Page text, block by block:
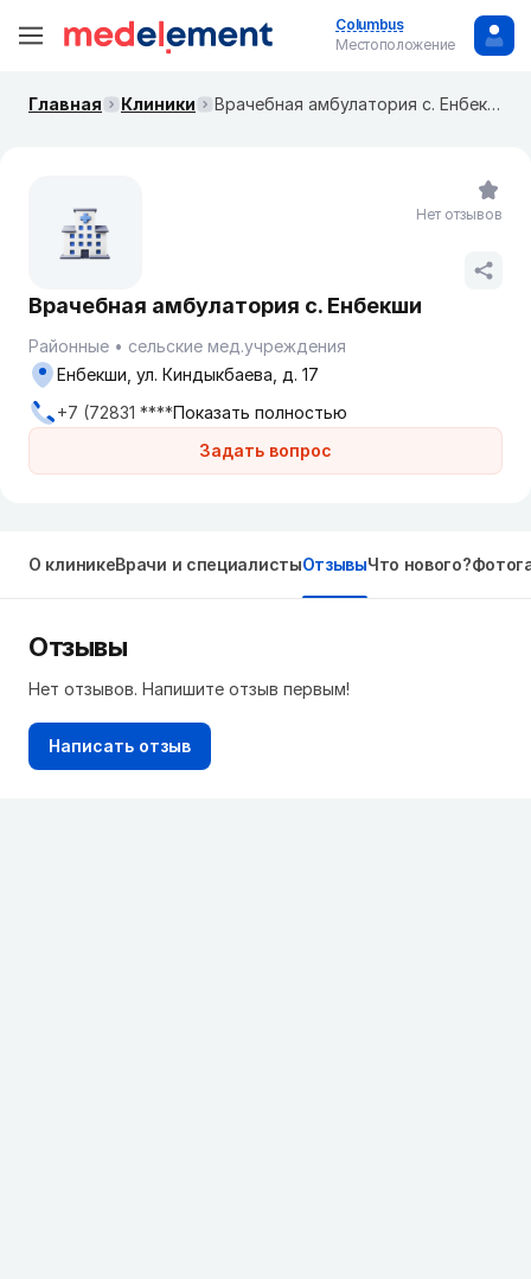
Columbus
Местоположение
Главная Клиники Врачебная амбулатория с. Енбекши
Врачебная амбулатория с. Енбекши
Районные сельские мед.учреждения
Задать вопрос
Енбекши, ул. Киндыкбаева, д. 17
+7 (72831 ****Показать полностью
Нет отзывов
О клиникеВрачи и специалистыОтзывыЧто нового?
Отзывы
Нет отзывов. Напишите отзыв первым!
Написать отзыв